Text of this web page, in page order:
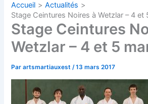
Accueil
Actualités
Stage Ceintures Noires à Wetzlar – 4 et
Stage Ceintures
Wetzlar – 4 et 5
Parartsmartiauxest/13 mars 2017